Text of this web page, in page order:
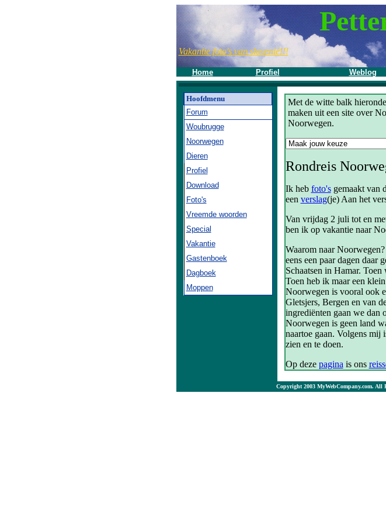
Vakantie foto's van slovenië!!!
Home Profiel Weblog
Hoofdmenu
Forum
Woubrugge
Noorwegen
Dieren
Profiel
Download
Foto's
Vreemde woorden
Special
Vakantie
Gastenboek
Dagboek
Moppen
Met de witte balk
maken uit een site over
Noorwegen.
Rondreis
Ik heb foto'sgemaakt van
een verslag(je) Aan het
Van vrijdag 2 juli tot en
ben ik op vakantie naar
Waarom naar
eens een paar dagen daar
Schaatsen in Hamar.
Toen heb ik maar een
Noorwegen is vooral ook
Gletsjers, Bergen en van
ingrediënten gaan we dan
Noorwegen is geen land
naartoe gaan. Volgens mij
zien en te doen.
Op deze pagina is ons
Copyright 2003 MyWebCompany.com. All